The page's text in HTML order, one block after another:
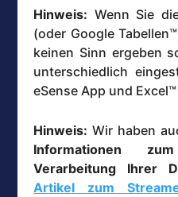
Hinweis: Wenn Sie
(oder Google
keinen Sinn ergeben
unterschiedlich
eSense App und
Hinweis: Wir haben
Informationen
Verarbeitung Ihrer
Artikel zum